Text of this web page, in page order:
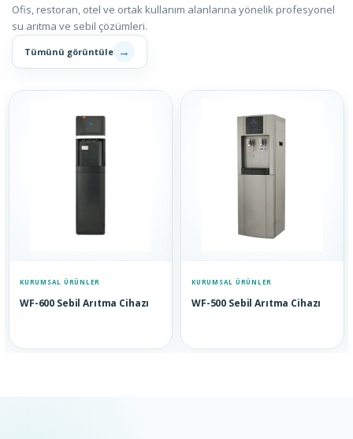
Ofis, restoran, otel ve ortak kullanım alanlarına yönelik profesyonel
su arıtma ve sebil çözümleri.
Tümünü görüntüle →
KURUMSAL ÜRÜNLER
WF-600 Sebil Arıtma Cihazı
KURUMSAL ÜRÜNLER
WF-500 Sebil Arıtma Cihazı